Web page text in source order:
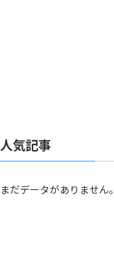
人気記事
まだデータがありません。